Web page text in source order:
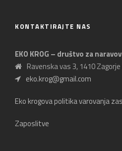
KONTAKTIRAJTE NAS
EKO KROG – društvo za
Ravenska vas 3, 1410
eko.krog@gmail.com
Eko krogova politika varovanja
Zaposlitve